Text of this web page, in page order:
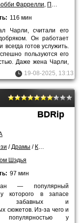
Фаррелли, Питер Фаррелл
116 мин
Чарли, считали его
Он работает
всегда готов услужить.
пользуются его
Даже жена Чарли,
19-08-2025, 13:13
BDRip
/Драмы / Комедии
Шэдья
97 мин
— популярный
которого в запасе
забавных и
сюжетов. Из-за чего и
популярностью у